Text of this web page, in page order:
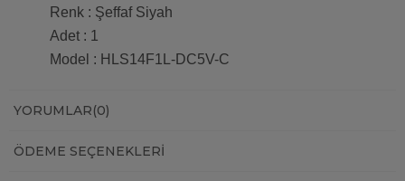
Renk : Şeffaf Siyah
Adet : 1
Model : HLS14F1L-DC5V-C
YORUMLAR(0)
ÖDEME SEÇENEKLERI